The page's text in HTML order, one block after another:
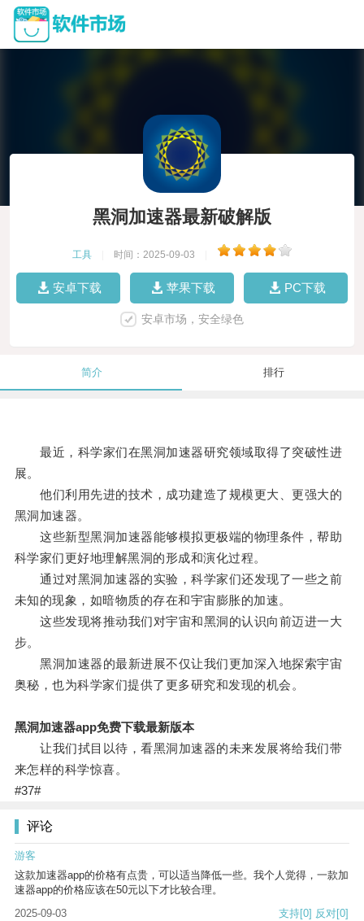
黑洞加速器最新破解版
工具 时间：2025-09-03
安卓下载 苹果下载 PC下载
安卓市场，安全绿色
简介 排行
最近，科学家们在黑洞加速器研究领域取得了突破性进
展。
他们利用先进的技术，成功建造了规模更大、更强大的
黑洞加速器。
这些新型黑洞加速器能够模拟更极端的物理条件，帮助
科学家们更好地理解黑洞的形成和演化过程。
通过对黑洞加速器的实验，科学家们还发现了一些之前
未知的现象，如暗物质的存在和宇宙膨胀的加速。
这些发现将推动我们对宇宙和黑洞的认识向前迈进一大
步。
黑洞加速器的最新进展不仅让我们更加深入地探索宇宙
奥秘，也为科学家们提供了更多研究和发现的机会。
黑洞加速器app免费下载最新版本
让我们拭目以待，看黑洞加速器的未来发展将给我们带
来怎样的科学惊喜。
#37#
评论
游客
这款加速器app的价格有点贵，可以适当降低一些。我个人觉得，一款加
速器app的价格应该在50元以下才比较合理。
2025-09-03
支持[0] 反对[0]